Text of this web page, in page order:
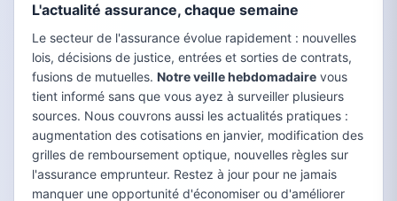
L'actualité assurance, chaque semaine
Le secteur de l'assurance évolue rapidement : nouvelles
lois, décisions de justice, entrées et sorties de contrats,
fusions de mutuelles. Notre veille hebdomadaire vous
tient informé sans que vous ayez à surveiller plusieurs
sources. Nous couvrons aussi les actualités pratiques :
augmentation des cotisations en janvier, modification des
grilles de remboursement optique, nouvelles règles sur
l'assurance emprunteur. Restez à jour pour ne jamais
manquer une opportunité d'économiser ou d'améliorer